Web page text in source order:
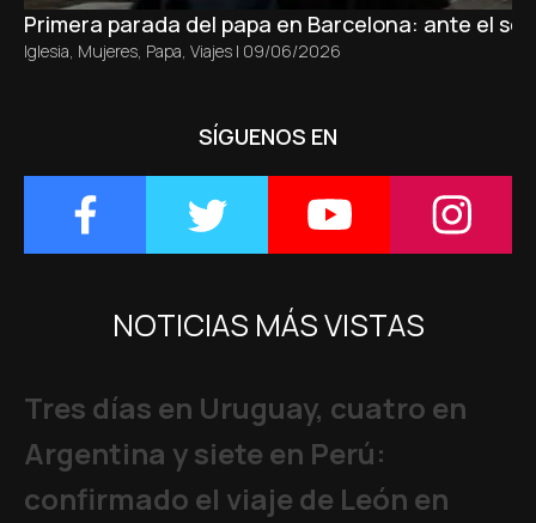
Primera parada del papa en Barcelona: ante el
Iglesia, Mujeres, Papa, Viajes | 09/06/2026
SÍGUENOS EN
NOTICIAS MÁS VISTAS
Tres días en Uruguay, cuatro en
Argentina y siete en Perú:
confirmado el viaje de León en